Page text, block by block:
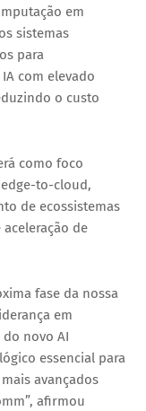
em
sistemas
para
com elevado
o custo
como foco
to-cloud,
de ecossistemas
de
fase da nossa
em
novo AI
essencial para
avançados
afirmou